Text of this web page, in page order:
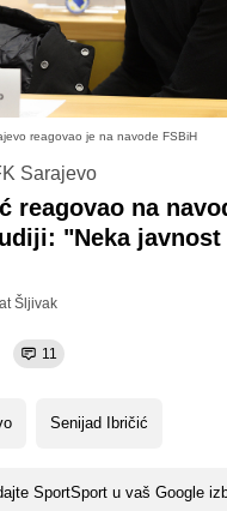
reagovao je na navode FSBiH
Sarajevo
reagovao na
"Neka javnost
Šljivak
11
Senijad Ibričić
SportSport u vaš Google